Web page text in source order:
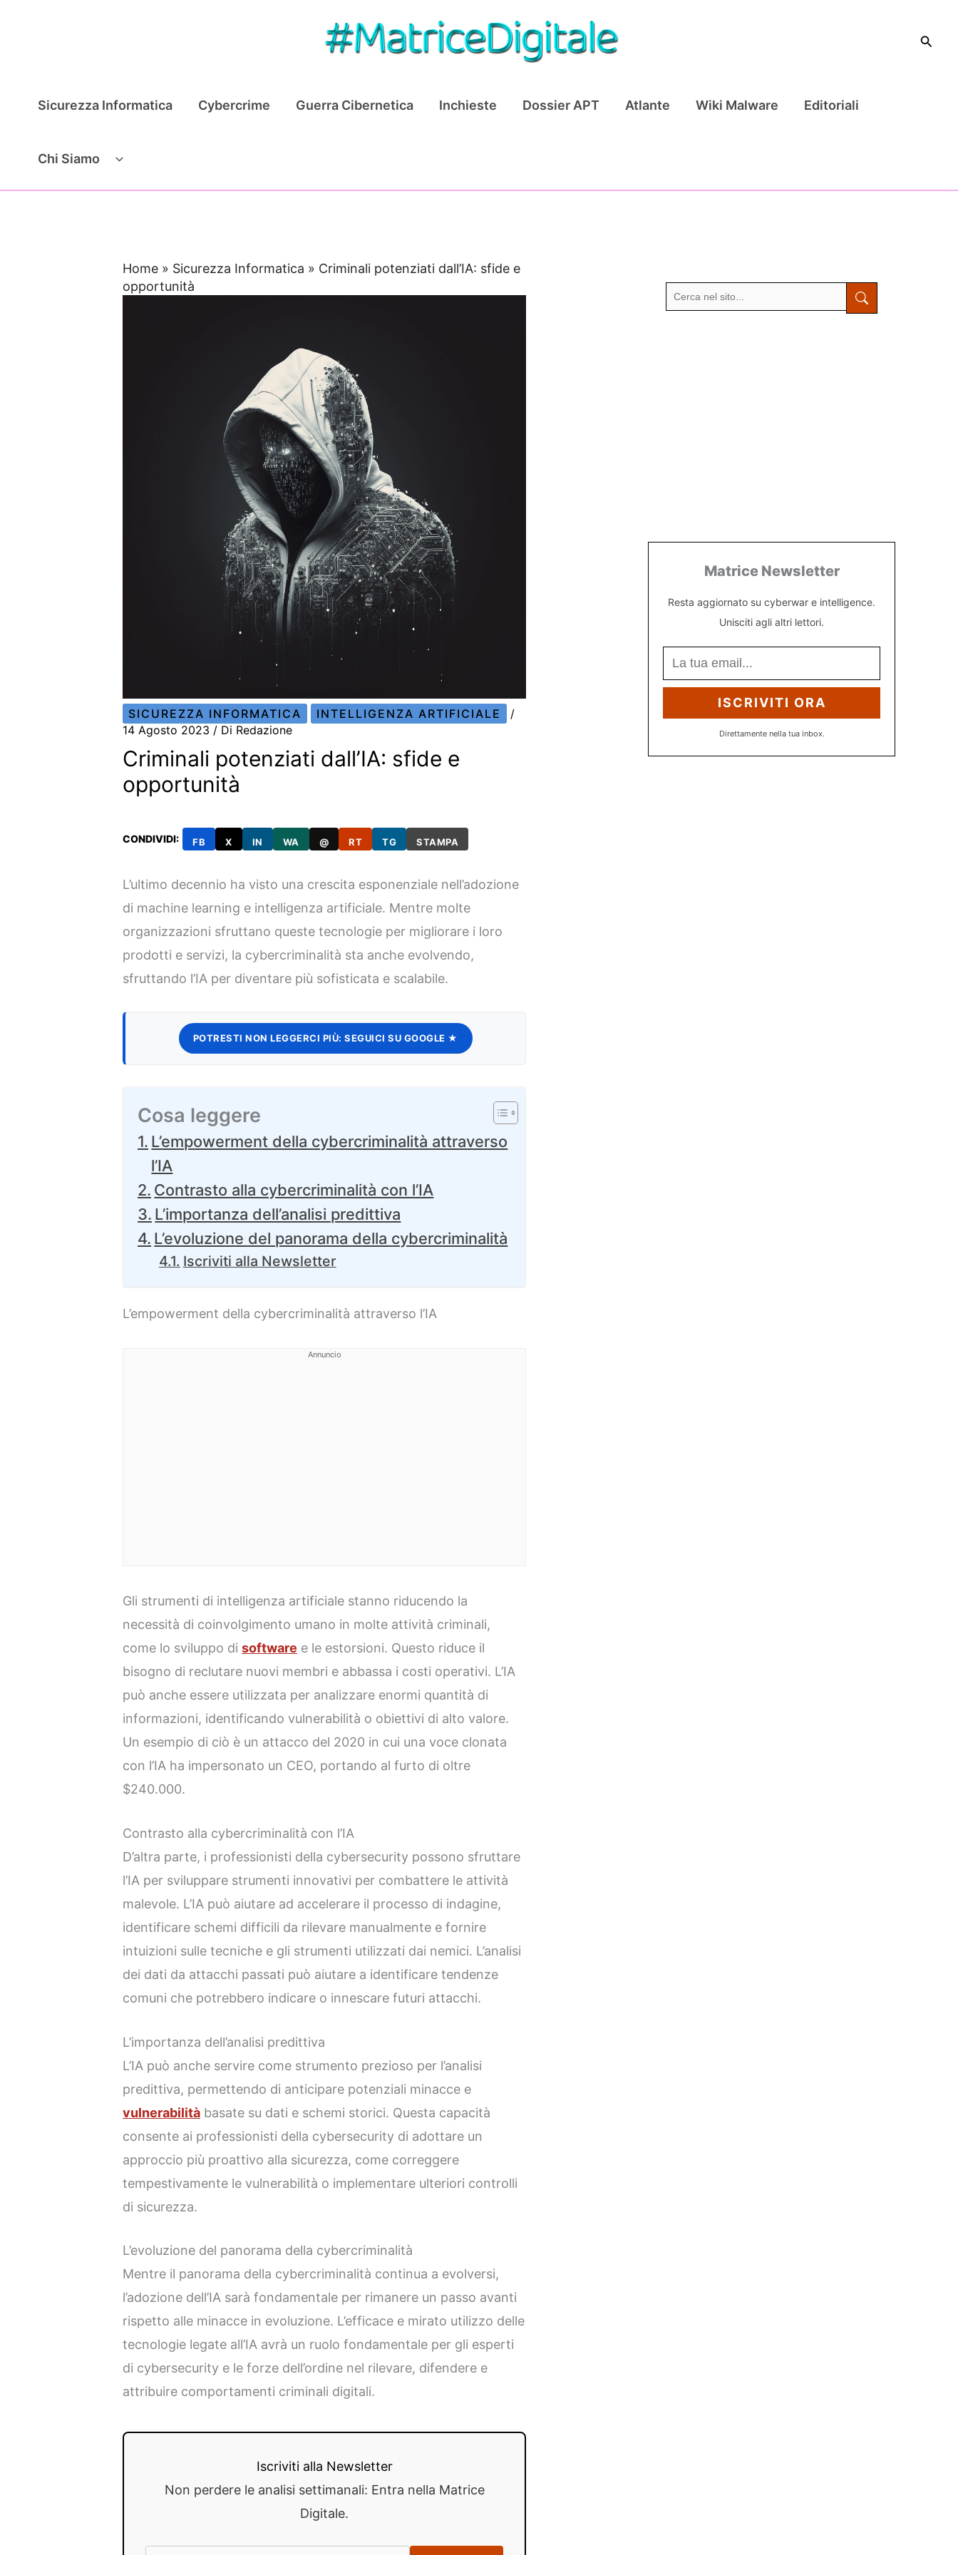
Cerca
Sicurezza Informatica Cybercrime Guerra Cibernetica Inchieste Dossier APT Atlante Wiki Malware Editoriali
Chi Siamo
Home » Sicurezza Informatica » Criminali potenziati dall’IA: sfide e
opportunità
SICUREZZA INFORMATICA INTELLIGENZA ARTIFICIALE
/
14 Agosto 2023 / Di Redazione
Criminali potenziati dall’IA: sfide e
opportunità
CONDIVIDI: FB X IN WA @ RT TG STAMPA
L’ultimo decennio ha visto una crescita esponenziale nell’adozione
di machine learning e intelligenza artificiale. Mentre molte
organizzazioni sfruttano queste tecnologie per migliorare i loro
prodotti e servizi, la cybercriminalità sta anche evolvendo,
sfruttando l’IA per diventare più sofisticata e scalabile.
POTRESTI NON LEGGERCI PIÙ: SEGUICI SU GOOGLE ★
Cosa leggere
L’empowerment della cybercriminalità attraverso
l’IA
Contrasto alla cybercriminalità con l’IA
L’importanza dell’analisi predittiva
L’evoluzione del panorama della cybercriminalità
Iscriviti alla Newsletter
L’empowerment della cybercriminalità attraverso l’IA
Annuncio
Gli strumenti di intelligenza artificiale stanno riducendo la
necessità di coinvolgimento umano in molte attività criminali,
come lo sviluppo disoftware e le estorsioni. Questo riduce il
bisogno di reclutare nuovi membri e abbassa i costi operativi. L’IA
può anche essere utilizzata per analizzare enormi quantità di
informazioni, identificando vulnerabilità o obiettivi di alto valore.
Un esempio di ciò è un attacco del 2020 in cui una voce clonata
con l’IA ha impersonato un CEO, portando al furto di oltre
$240.000.
Contrasto alla cybercriminalità con l’IA
D’altra parte, i professionisti della cybersecurity possono sfruttare
l’IA per sviluppare strumenti innovativi per combattere le attività
malevole. L’IA può aiutare ad accelerare il processo di indagine,
identificare schemi difficili da rilevare manualmente e fornire
intuizioni sulle tecniche e gli strumenti utilizzati dai nemici. L’analisi
dei dati da attacchi passati può aiutare a identificare tendenze
comuni che potrebbero indicare o innescare futuri attacchi.
L’importanza dell’analisi predittiva
L’IA può anche servire come strumento prezioso per l’analisi
predittiva, permettendo di anticipare potenziali minacce e
vulnerabilità basate su dati e schemi storici. Questa capacità
consente ai professionisti della cybersecurity di adottare un
approccio più proattivo alla sicurezza, come correggere
tempestivamente le vulnerabilità o implementare ulteriori controlli
di sicurezza.
L’evoluzione del panorama della cybercriminalità
Mentre il panorama della cybercriminalità continua a evolversi,
l’adozione dell’IA sarà fondamentale per rimanere un passo avanti
rispetto alle minacce in evoluzione. L’efficace e mirato utilizzo delle
tecnologie legate all’IA avrà un ruolo fondamentale per gli esperti
di cybersecurity e le forze dell’ordine nel rilevare, difendere e
attribuire comportamenti criminali digitali.
Iscriviti alla Newsletter
Non perdere le analisi settimanali: Entra nella Matrice
Digitale.
Matrice Newsletter
Resta aggiornato su cyberwar e intelligence.
Unisciti agli altri lettori.
ISCRIVITI ORA
Direttamente nella tua inbox.